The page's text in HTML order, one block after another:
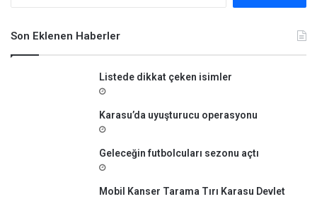
Son Eklenen Haberler
Listede dikkat çeken isimler
Karasu’da uyuşturucu operasyonu
Geleceğin futbolcuları sezonu açtı
Mobil Kanser Tarama Tırı Karasu Devlet